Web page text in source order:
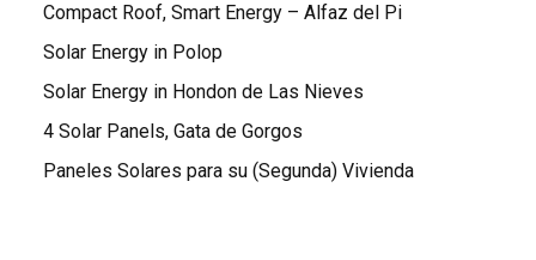
Compact Roof, Smart Energy – Alfaz del Pi
Solar Energy in Polop
Solar Energy in Hondon de Las Nieves
4 Solar Panels, Gata de Gorgos
Paneles Solares para su (Segunda) Vivienda